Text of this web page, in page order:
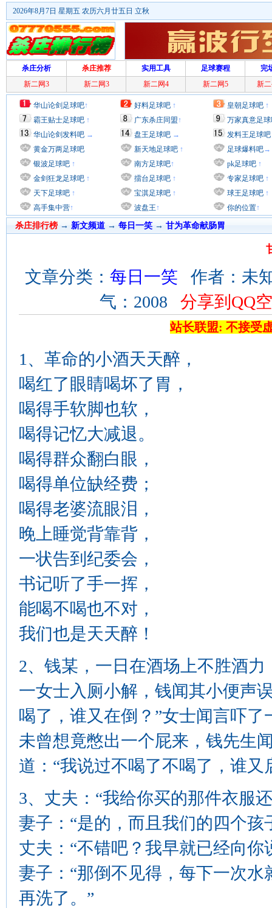
2026年8月7日 星期五 农历六月廿五日 立秋
杀庄分析 杀庄推荐 实用工具 足球赛程
完
新二网3
新二网3 新二网4 新二网5 新
华山论剑足球吧↑
霸王贴士足球吧 ↑
华山论剑发料吧 →
黄金万两足球吧
银波足球吧 ↑
金剑狂龙足球吧 ↑
天下足球吧 ↑
高手集中营↑
好料足球吧 ↑
广东杀庄同盟↑
盘王足球吧 →
新天地足球吧 ↑
南方足球吧↑
擂台足球吧 ↑
宝淇足球吧 ↑
波盘王↑
皇朝足球吧 ↑
万家真意足
发料王足球吧
足球爆料吧→
pk足球吧 ↑
专家足球吧 ↑
球王足球吧 ↑
你的位置↑
杀庄排行榜 → 新文频道→ 每日一笑 → 甘为革命献肠胃
文章分类： 每日一笑 作者：未
气：2008 分享到QQ
站长联盟: 不接受
1、革命的小酒天天醉，
喝红了眼睛喝坏了胃，
喝得手软脚也软，
喝得记忆大减退。
喝得群众翻白眼，
喝得单位缺经费；
喝得老婆流眼泪，
晚上睡觉背靠背，
一状告到纪委会，
书记听了手一挥，
能喝不喝也不对，
我们也是天天醉！
2、钱某，一日在酒场上不胜酒
一女士入厕小解，钱闻其小便声
喝了，谁又在倒？”女士闻言吓
未曾想竟憋出一个屁来，钱先生
道：“我说过不喝了不喝了，谁又
3、丈夫：“我给你买的那件衣服
妻子：“是的，而且我们的四个孩
丈夫：“不错吧？我早就已经向你
妻子：“那倒不见得，每下一次
再洗了。”